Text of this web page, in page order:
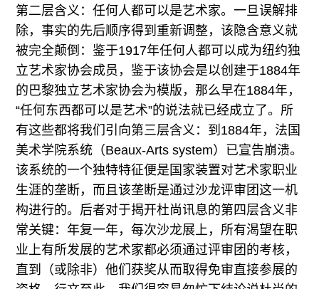
第二层含义：任何人都可以是艺术家。一旦误解排
除，事实的先后顺序得到重新调整，该隐含意义就
被完全颠倒：鉴于1917年任何人都可以成为纽约独
立艺术家协会成员，鉴于该协会是以创建于1884年
的巴黎独立艺术家协会为模版，那么早在1884年，
“任何东西都可以是艺术”的说法就已经成立了。所
有这些都将我们引向第三层含义：到1884年，法国
美术学院系统（Beaux-Arts system）已宣告崩溃。
该系统的一个独特特征便是国家装置对艺术家职业
生涯的垄断，而且该垄断是通过沙龙评审团这一机
构进行的。后者对于揭开杜尚讯息的第四层含义非
常关键：年复一年，每次沙龙展上，所有渴望在职
业上有所发展的艺术家都必须通过评审团的考核，
直到（或除非）他们获奖从而取得免审直接参展的